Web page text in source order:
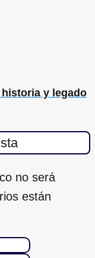
y legado
no será
están